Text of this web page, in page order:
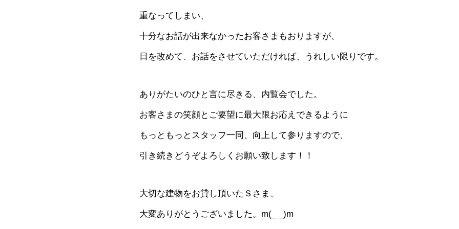
株式会社かなう家の紹介
重なってしまい、
十分なお話が出来なかったお客さまもおりますが、
日を改めて、お話をさせていただければ、うれしい限りです。
ありがたいのひと言に尽きる、内覧会でした。
お客さまの笑顔とご要望に最大限お応えできるように
もっともっとスタッフ一同、向上して参りますので、
引き続きどうぞよろしくお願い致します！！
大切な建物をお貸し頂いたＳさま、
大変ありがとうございました。m(_ _)m